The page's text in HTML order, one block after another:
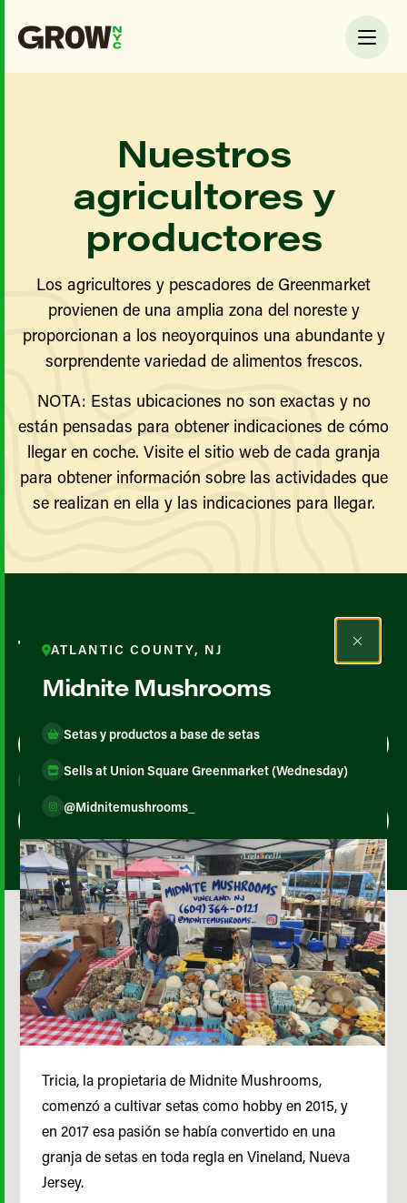
Nuestros
agricultores y
productores
Los agricultores y pescadores de Greenmarket
provienen de una amplia zona del noreste y
proporcionan a los neoyorquinos una abundante y
sorprendente variedad de alimentos frescos.
NOTA: Estas ubicaciones no son exactas y no
están pensadas para obtener indicaciones de cómo
llegar en coche. Visite el sitio web de cada granja
para obtener información sobre las actividades que
se realizan en ella y las indicaciones para llegar.
Todos los agricultores y
productores
Map View
ATLANTIC COUNTY, NJ
Midnite Mushrooms
Setas y productos a base de setas
Sells at Union Square Greenmarket (Wednesday)
@Midnitemushrooms_
Tricia, la propietaria de Midnite Mushrooms,
comenzó a cultivar setas como hobby en 2015, y
en 2017 esa pasión se había convertido en una
granja de setas en toda regla en Vineland, Nueva
Jersey.